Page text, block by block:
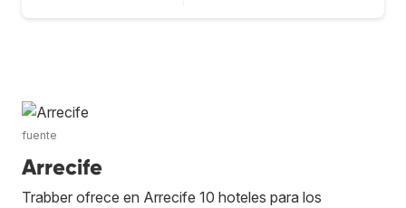
fuente
Arrecife
Trabber ofrece en Arrecife 10 hoteles para los